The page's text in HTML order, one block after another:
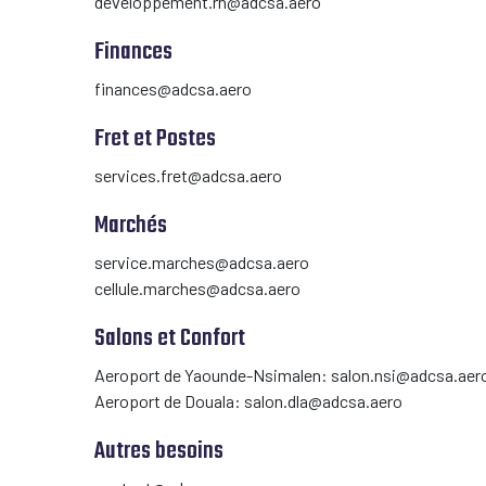
Finances
finances@adcsa.aero
Fret et Postes
services.fret@adcsa.aero
Marchés
service.marches@adcsa.aero
cellule.marches@adcsa.aero
Salons et Confort
Aeroport de Yaounde-Nsimalen:
Aeroport de Douala: salon.dla@adcsa.aero
Autres besoins